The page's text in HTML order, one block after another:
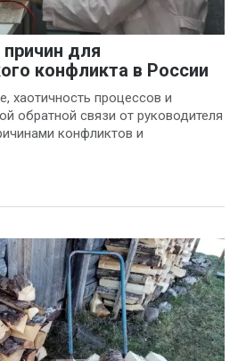
для
конфликта в России
хаотичность процессов и
обратной связи от руководителя
конфликтов и